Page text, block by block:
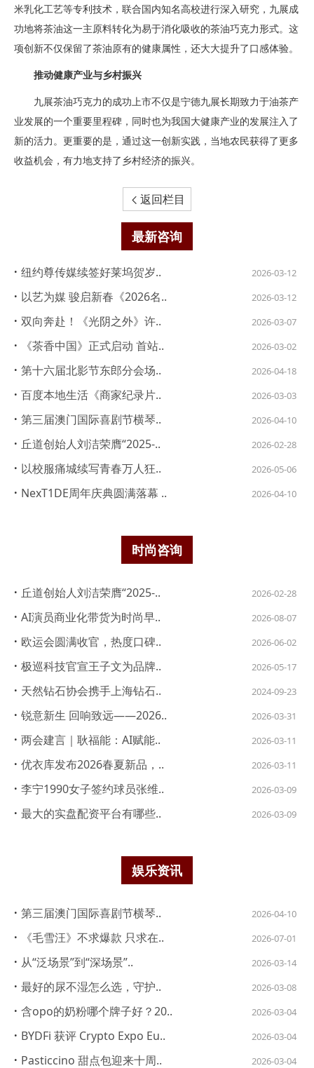
米乳化工艺等专利技术，联合国内知名高校进行深入研究，九展成
功地将茶油这一主原料转化为易于消化吸收的茶油巧克力形式。这
项创新不仅保留了茶油原有的健康属性，还大大提升了口感体验。
推动健康产业与乡村振兴
九展茶油巧克力的成功上市不仅是宁德九展长期致力于油茶产
业发展的一个重要里程碑，同时也为我国大健康产业的发展注入了
新的活力。更重要的是，通过这一创新实践，当地农民获得了更多
收益机会，有力地支持了乡村经济的振兴。
 返回栏目
最新咨询
· 纽约尊传媒续签好莱坞贺岁.. 2026-03-12
· 以艺为媒 骏启新春《2026名.. 2026-03-12
· 双向奔赴！《光阴之外》许.. 2026-03-07
· 《茶香中国》正式启动 首站.. 2026-03-02
· 第十六届北影节东郎分会场.. 2026-04-18
· 百度本地生活《商家纪录片.. 2026-03-03
· 第三届澳门国际喜剧节横琴.. 2026-04-10
· 丘道创始人刘洁荣膺“2025-.. 2026-02-28
· 以校服痛城续写青春万人狂.. 2026-05-06
· NexT1DE周年庆典圆满落幕 .. 2026-04-10
时尚咨询
· 丘道创始人刘洁荣膺“2025-.. 2026-02-28
· AI演员商业化带货为时尚早.. 2026-08-07
· 欧运会圆满收官，热度口碑.. 2026-06-02
· 极巡科技官宣王子文为品牌.. 2026-05-17
· 天然钻石协会携手上海钻石.. 2024-09-23
· 锐意新生 回响致远——2026.. 2026-03-31
· 两会建言｜耿福能：AI赋能.. 2026-03-11
· 优衣库发布2026春夏新品，.. 2026-03-11
· 李宁1990女子签约球员张维.. 2026-03-09
· 最大的实盘配资平台有哪些.. 2026-03-09
娱乐资讯
· 第三届澳门国际喜剧节横琴.. 2026-04-10
· 《毛雪汪》不求爆款 只求在.. 2026-07-01
· 从“泛场景”到“深场景”.. 2026-03-14
· 最好的尿不湿怎么选，守护.. 2026-03-08
· 含opo的奶粉哪个牌子好？20.. 2026-03-04
· BYDFi 获评 Crypto Expo Eu.. 2026-03-04
· Pasticcino 甜点包迎来十周.. 2026-03-04